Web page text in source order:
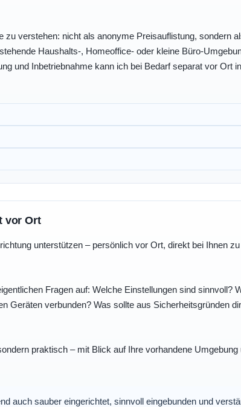
verstehen: nicht als anonyme Preisauflistung, sondern
Haushalts-, Homeoffice- oder kleine Büro-
und Inbetriebnahme kann ich bei Bedarf separat vor Ort
vor Ort
unterstützen – persönlich vor Ort, direkt bei Ihnen
Fragen auf: Welche Einstellungen sind sinnvoll?
Geräten verbunden? Was sollte aus Sicherheitsgründen
praktisch – mit Blick auf Ihre vorhandene Umgebung
auch sauber eingerichtet, sinnvoll eingebunden und